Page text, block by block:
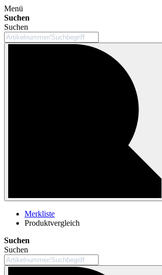
Menü
Suchen
Suchen
Merkliste
Produktvergleich
Suchen
Suchen